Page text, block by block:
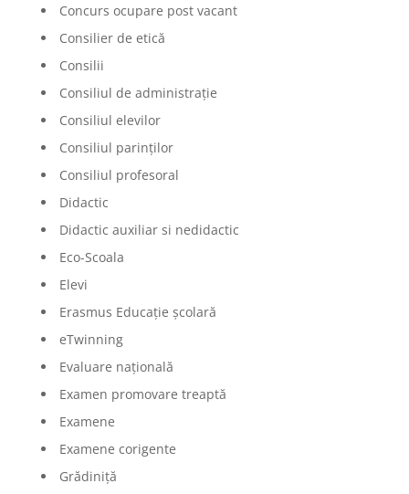
Concurs ocupare post vacant
Consilier de etică
Consilii
Consiliul de administrație
Consiliul elevilor
Consiliul parinților
Consiliul profesoral
Didactic
Didactic auxiliar si nedidactic
Eco-Scoala
Elevi
Erasmus Educație școlară
eTwinning
Evaluare națională
Examen promovare treaptă
Examene
Examene corigente
Grădiniță